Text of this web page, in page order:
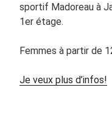
sportif Madoreau à
1er étage.
Femmes à partir de
Je veux plus d’infos!